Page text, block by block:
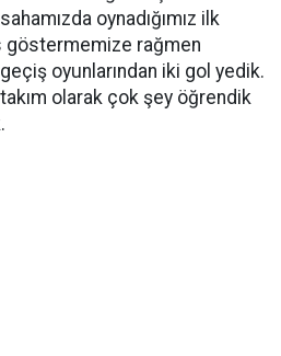
oynadığımız ilk
göstermemize rağmen
oyunlarından iki gol yedik.
olarak çok şey öğrendik